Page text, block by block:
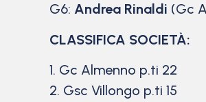
G6: Andrea Rinaldi (Gc
CLASSIFICA SOCIETÀ:
1. Gc Almenno p.ti 22
2. Gsc Villongo p.ti 15